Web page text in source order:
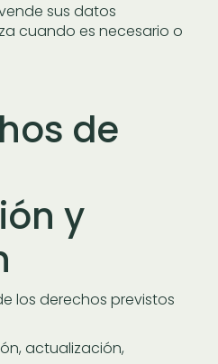
sus datos
cuando es necesario o
de
y
los derechos previstos
actualización,